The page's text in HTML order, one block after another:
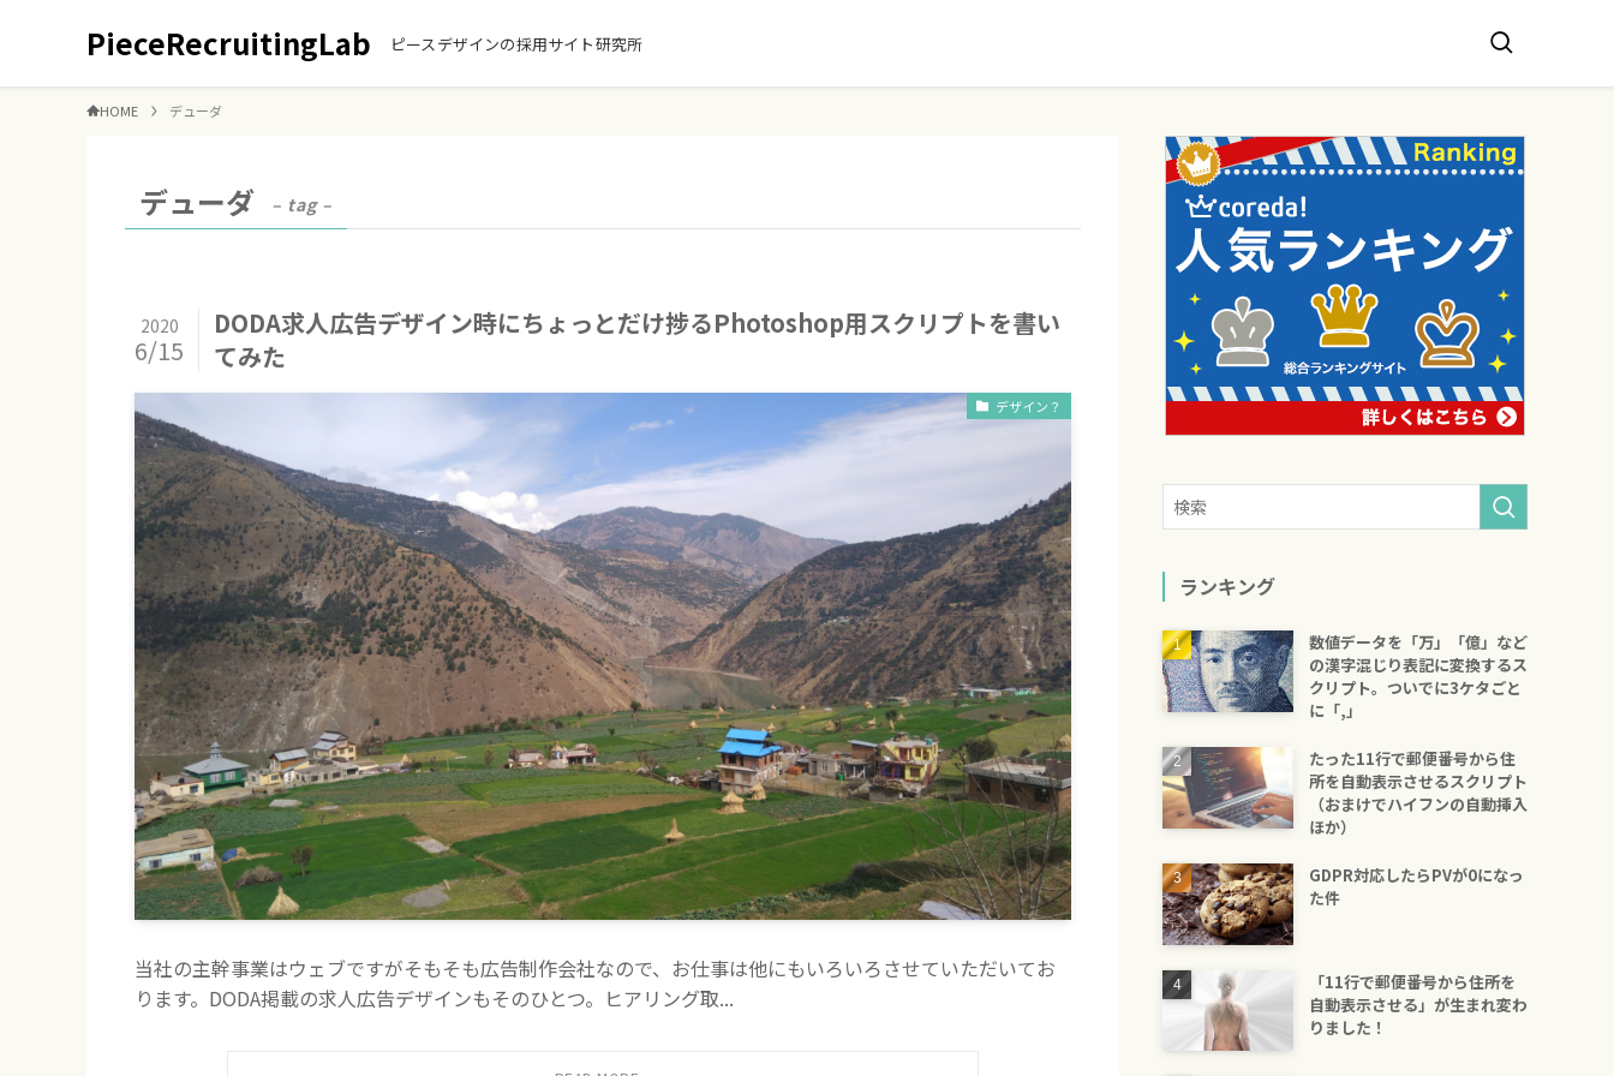
PieceRecruitingLab ピースデザインの採用サイト研究所
HOME デューダ
デューダ – tag –
DODA求人広告デザイン時にちょっとだけ捗るPhotoshop用スクリプトを書い
てみた
2020
6/15
デザイン？
当社の主幹事業はウェブですがそもそも広告制作会社なので、お仕事は他にもいろいろさせていただいてお
ります。DODA掲載の求人広告デザインもそのひとつ。ヒアリング取...
ランキング
数値データを「万」「億」など
の漢字混じり表記に変換するス
クリプト。ついでに3ケタごと
に「,」
たった11行で郵便番号から住
所を自動表示させるスクリプト
（おまけでハイフンの自動挿入
ほか）
GDPR対応したらPVが0になっ
た件
「11行で郵便番号から住所を
自動表示させる」が生まれ変わ
りました！